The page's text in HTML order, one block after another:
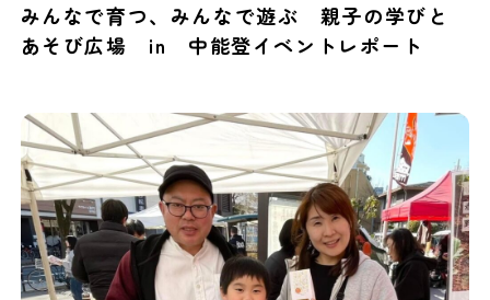
みんなで育つ、みんなで遊ぶ 親子の学びと
あそび広場 in 中能登イベントレポート